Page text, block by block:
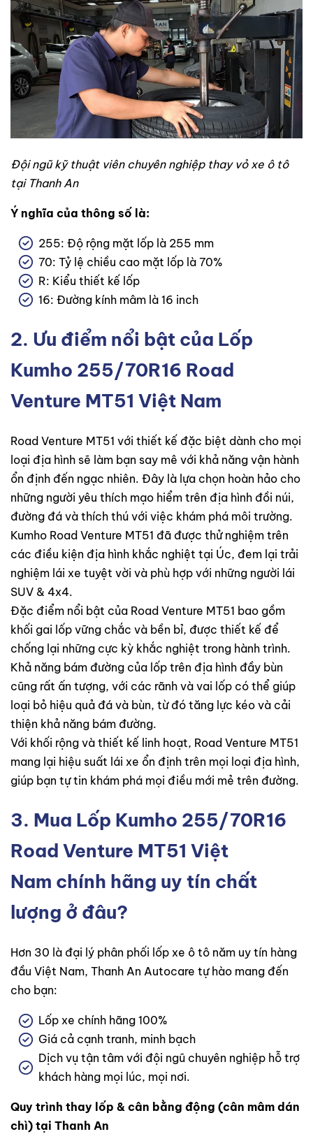
Đội ngũ kỹ thuật viên chuyên nghiệp thay vỏ xe ô tô
tại Thanh An
Ý nghĩa của thông số là:
255: Độ rộng mặt lốp là 255 mm
70: Tỷ lệ chiều cao mặt lốp là 70%
R: Kiểu thiết kế lốp
16: Đường kính mâm là 16 inch
2. Ưu điểm nổi bật của Lốp
Kumho 255/70R16 Road
Venture MT51 Việt Nam
Road Venture MT51 với thiết kế đặc biệt dành cho mọi
loại địa hình sẽ làm bạn say mê với khả năng vận hành
ổn định đến ngạc nhiên. Đây là lựa chọn hoàn hảo cho
những người yêu thích mạo hiểm trên địa hình đồi núi,
đường đá và thích thú với việc khám phá môi trường.
Kumho Road Venture MT51 đã được thử nghiệm trên
các điều kiện địa hình khắc nghiệt tại Úc, đem lại trải
nghiệm lái xe tuyệt vời và phù hợp với những người lái
SUV & 4x4.
Đặc điểm nổi bật của Road Venture MT51 bao gồm
khối gai lốp vững chắc và bền bỉ, được thiết kế để
chống lại những cực kỳ khắc nghiệt trong hành trình.
Khả năng bám đường của lốp trên địa hình đầy bùn
cũng rất ấn tượng, với các rãnh và vai lốp có thể giúp
loại bỏ hiệu quả đá và bùn, từ đó tăng lực kéo và cải
thiện khả năng bám đường.
Với khối rộng và thiết kế linh hoạt, Road Venture MT51
mang lại hiệu suất lái xe ổn định trên mọi loại địa hình,
giúp bạn tự tin khám phá mọi điều mới mẻ trên đường.
3. Mua Lốp Kumho 255/70R16
Road Venture MT51 Việt
Nam chính hãng uy tín chất
lượng ở đâu?
Hơn 30 là đại lý phân phối lốp xe ô tô năm uy tín hàng
đầu Việt Nam, Thanh An Autocare tự hào mang đến
cho bạn:
Lốp xe chính hãng 100%
Giá cả cạnh tranh, minh bạch
Dịch vụ tận tâm với đội ngũ chuyên nghiệp hỗ trợ
khách hàng mọi lúc, mọi nơi.
Quy trình thay lốp & cân bằng động (cân mâm dán
chì) tại Thanh An